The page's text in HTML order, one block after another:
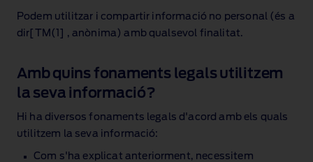
Podem utilitzar i compartir informació no personal (és a
dir[TM(1] , anònima) amb qualsevol finalitat.
Amb quins fonaments legals utilitzem
la seva informació?
Hi ha diversos fonaments legals d'acord amb els quals
utilitzem la seva informació:
Com s'ha explicat anteriorment, necessitem